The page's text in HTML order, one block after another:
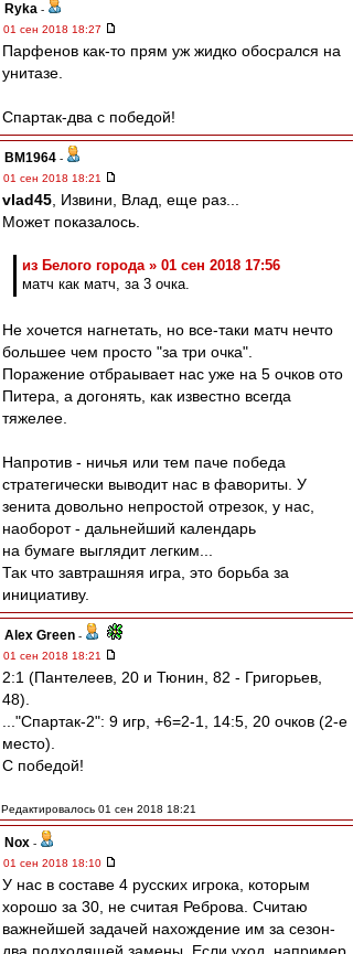
Ryka -
01 сен 2018 18:27
Парфенов как-то прям уж жидко обосрался на
унитазе.
Спартак-два с победой!
BM1964 -
01 сен 2018 18:21
vlad45 , Извини, Влад, еще раз...
Может показалось.
из Белого города » 01 сен 2018 17:56
матч как матч, за 3 очка.
Не хочется нагнетать, но все-таки матч нечто
большее чем просто "за три очка".
Поражение отбраывает нас уже на 5 очков ото
Питера, а догонять, как известно всегда
тяжелее.
Напротив - ничья или тем паче победа
стратегически выводит нас в фавориты. У
зенита довольно непростой отрезок, у нас,
наоборот - дальнейший календарь
на бумаге выглядит легким...
Так что завтрашняя игра, это борьба за
инициативу.
Alex Green -
01 сен 2018 18:21
2:1 (Пантелеев, 20 и Тюнин, 82 - Григорьев,
48).
..."Спартак-2": 9 игр, +6=2-1, 14:5, 20 очков (2-е
место).
С победой!
Редактировалось 01 сен 2018 18:21
Nox -
01 сен 2018 18:10
У нас в составе 4 русских игрока, которым
хорошо за 30, не считая Реброва. Считаю
важнейшей задачей нахождение им за сезон-